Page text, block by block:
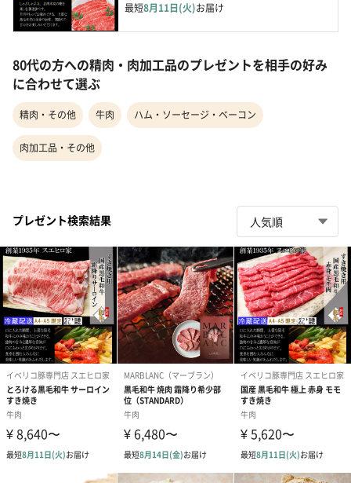
最短8月11日(火)お届け
80代の方への精肉・肉加工品のプレゼントを相手の好み
に合わせて選ぶ
精肉・その他 牛肉 ハム・ソーセージ・ベーコン
肉加工品・その他
プレゼント検索結果